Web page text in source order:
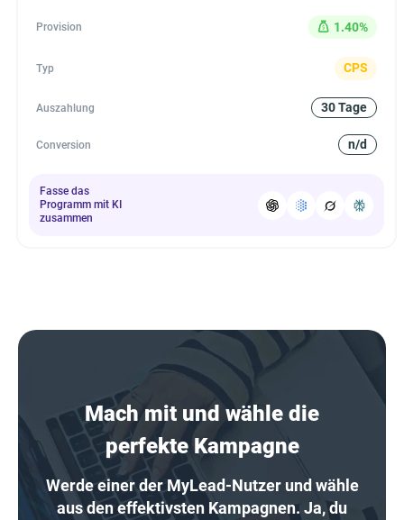
Provision 1.40%
Typ CPS
Auszahlung 30 Tage
Conversion n/d
Fasse das
Programm mit KI
zusammen
Mach mit und wähle die
perfekte Kampagne
Werde einer der MyLead-Nutzer und wähle
aus den effektivsten Kampagnen. Ja, du